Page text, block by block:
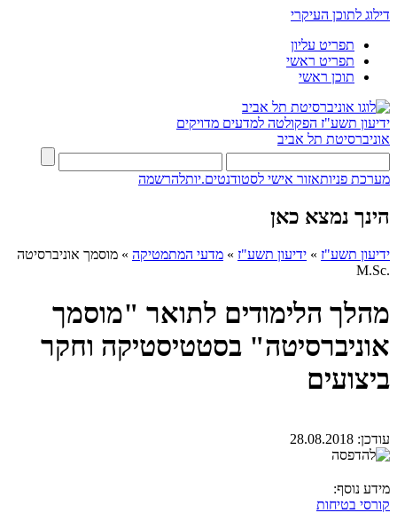
דילוג לתוכן העיקרי
תפריט עליון
תפריט ראשי
תוכן ראשי
ידיעון תשע"ז הפקולטה למדעים מדויקים
אוניברסיטת תל אביב
מערכת פניותאזור אישי לסטודנטים.יותלהרשמה
הינך נמצא כאן
ידיעון תשע"ז » ידיעון תשע"ז » מדעי המתמטיקה » מוסמך אוניברסיטה
.M.Sc
מהלך הלימודים לתואר "מוסמך
אוניברסיטה" בסטטיסטיקה וחקר
ביצועים
עודכן: 28.08.2018
מידע נוסף:
קורסי בטיחות